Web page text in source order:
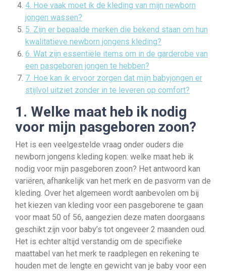
4. Hoe vaak moet ik de kleding van mijn newborn
jongen wassen?
5. Zijn er bepaalde merken die bekend staan om hun
kwalitatieve newborn jongens kleding?
6. Wat zijn essentiële items om in de garderobe van
een pasgeboren jongen te hebben?
7. Hoe kan ik ervoor zorgen dat mijn babyjongen er
stijlvol uitziet zonder in te leveren op comfort?
1. Welke maat heb ik nodig
voor mijn pasgeboren zoon?
Het is een veelgestelde vraag onder ouders die
newborn jongens kleding kopen: welke maat heb ik
nodig voor mijn pasgeboren zoon? Het antwoord kan
variëren, afhankelijk van het merk en de pasvorm van de
kleding. Over het algemeen wordt aanbevolen om bij
het kiezen van kleding voor een pasgeborene te gaan
voor maat 50 of 56, aangezien deze maten doorgaans
geschikt zijn voor baby’s tot ongeveer 2 maanden oud.
Het is echter altijd verstandig om de specifieke
maattabel van het merk te raadplegen en rekening te
houden met de lengte en gewicht van je baby voor een